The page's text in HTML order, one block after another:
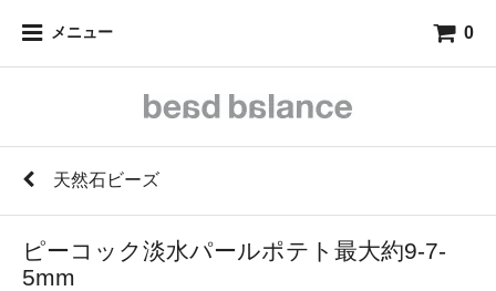
メニュー 0
天然石ビーズ
ピーコック淡水パールポテト最大約9-7-
5mm